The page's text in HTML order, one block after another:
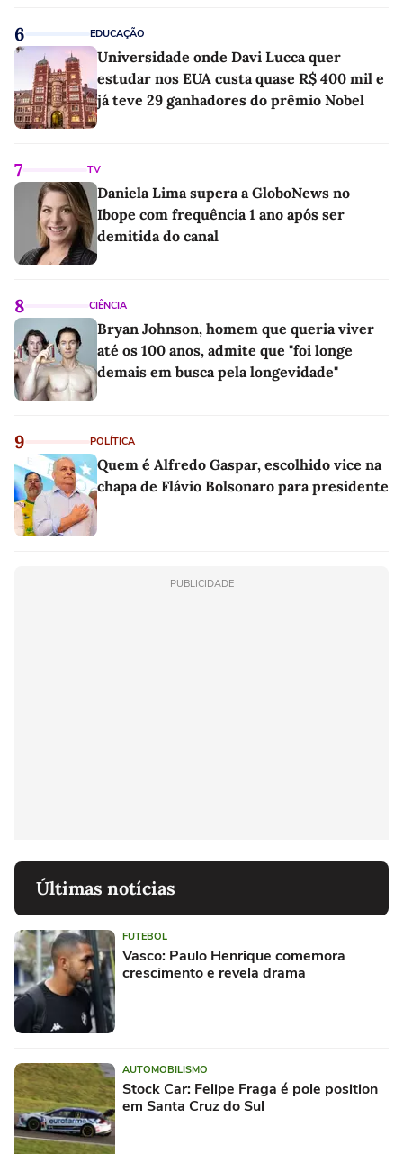
6 EDUCAÇÃO
Universidade onde Davi Lucca quer
estudar nos EUA custa quase R$ 400 mil e
já teve 29 ganhadores do prêmio Nobel
7 TV
Daniela Lima supera a GloboNews no
Ibope com frequência 1 ano após ser
demitida do canal
8 CIÊNCIA
Bryan Johnson, homem que queria viver
até os 100 anos, admite que "foi longe
demais em busca pela longevidade"
9 POLÍTICA
Quem é Alfredo Gaspar, escolhido vice na
chapa de Flávio Bolsonaro para presidente
PUBLICIDADE
Últimas notícias
FUTEBOL
Vasco: Paulo Henrique comemora
crescimento e revela drama
AUTOMOBILISMO
Stock Car: Felipe Fraga é pole position
em Santa Cruz do Sul